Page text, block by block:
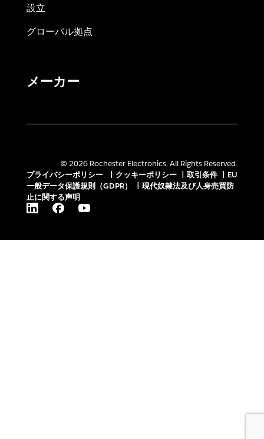
設立
グローバル拠点
メーカー
© 2026 Rochester Electronics. All Rights Reserved.
プライバシーポリシー
クッキーポリシー 取引条件
EU
一般データ保護規則（GDPR）
現代奴隷法及び人身売買防
止に関する声明